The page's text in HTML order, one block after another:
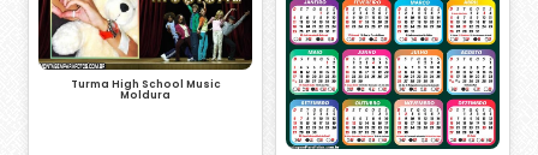
Turma High School Music
Moldura